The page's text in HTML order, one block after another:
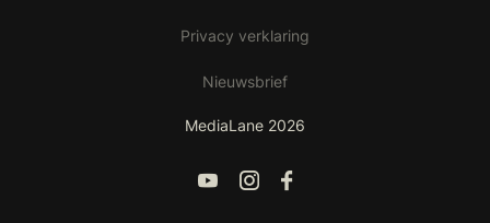
Privacy verklaring
Nieuwsbrief
MediaLane 2026